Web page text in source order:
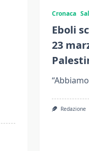
Cronaca
Eboli
23
Redazione